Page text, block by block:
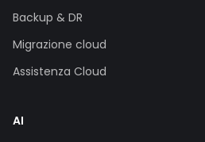
Backup & DR
Migrazione cloud
Assistenza Cloud
AI